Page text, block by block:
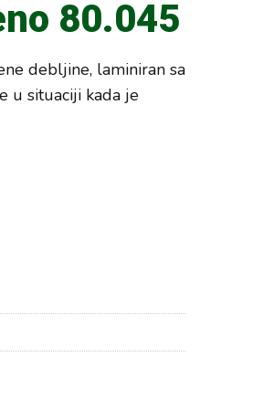
80.045
debljine, laminiran sa
u situaciji kada je